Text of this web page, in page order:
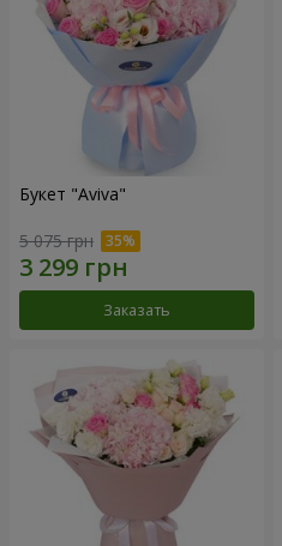
Букет "Aviva"
5 075 грн
Заказать